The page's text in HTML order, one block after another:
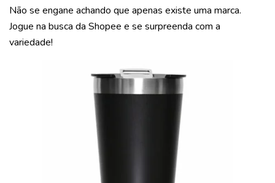
Não se engane achando que apenas existe uma marca.
Jogue na busca da Shopee e se surpreenda com a
variedade!